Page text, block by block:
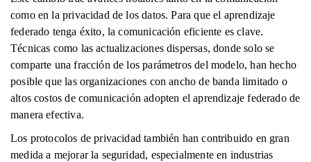
como en la privacidad de los datos. Para que el aprendizaje
federado tenga éxito, la comunicación eficiente es clave.
Técnicas como las actualizaciones dispersas, donde solo se
comparte una fracción de los parámetros del modelo, han hecho
posible que las organizaciones con ancho de banda limitado o
altos costos de comunicación adopten el aprendizaje federado de
manera efectiva.
Los protocolos de privacidad también han contribuido en gran
medida a mejorar la seguridad, especialmente en industrias